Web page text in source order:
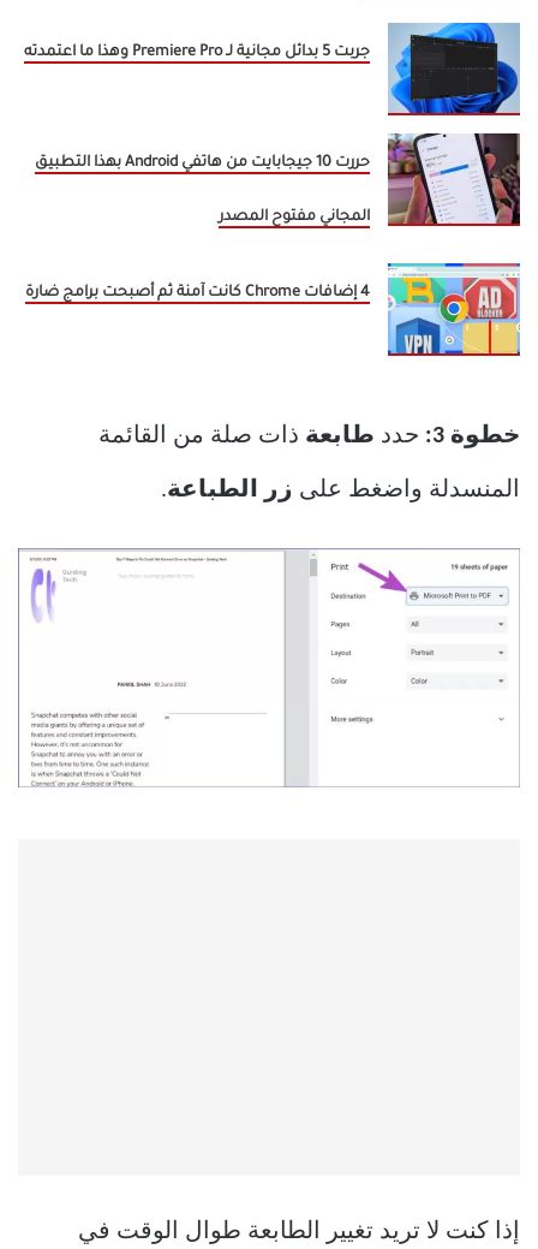
جربت 5 بدائل مجانية لـ Premiere Pro وهذا ما اعتمدته
حررت 10 جيجابايت من هاتفي Android بهذا التطبيق
المجاني مفتوح المصدر
4 إضافات Chrome كانت آمنة ثم أصبحت برامج ضارة
خطوة 3: حدد طابعة ذات صلة من القائمة
المنسدلة واضغط على زر الطباعة.
إذا كنت لا تريد تغيير الطابعة طوال الوقت في